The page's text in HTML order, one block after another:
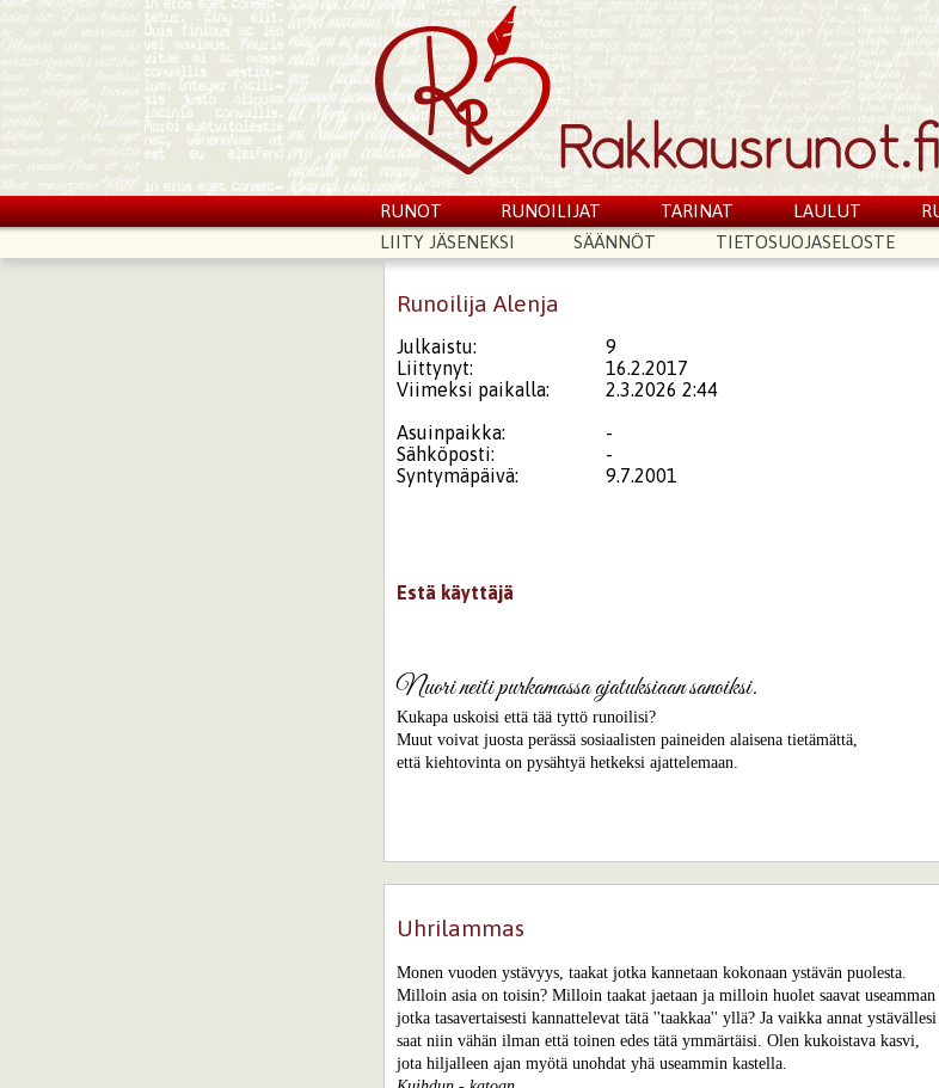
RUNOT RUNOILIJAT TARINAT LAULUT
LIITY JÄSENEKSI
SÄÄNNÖT TIETOSUOJASELOSTE
Runoilija Alenja
Julkaistu:
9
Liittynyt:
16.2.2017
Viimeksi paikalla:
2.3.2026 2:44
Asuinpaikka:
-
Sähköposti:
-
Syntymäpäivä:
9.7.2001
Estä käyttäjä
Nuori neiti purkamassa ajatuksiaan sanoiksi.
Kukapa uskoisi että tää tyttö runoilisi?
Muut voivat juosta perässä sosiaalisten paineiden alaisena tietämättä,
että kiehtovinta on pysähtyä hetkeksi ajattelemaan.
Uhrilammas
Monen vuoden ystävyys, taakat jotka kannetaan kokonaan ystävän puolesta.
Milloin asia on toisin? Milloin taakat jaetaan ja milloin huolet saavat useamman
jotka tasavertaisesti kannattelevat tätä ''taakkaa'' yllä? Ja vaikka annat
saat niin vähän ilman että toinen edes tätä ymmärtäisi. Olen kukoistava kasvi,
jota hiljalleen ajan myötä unohdat yhä useammin kastella.